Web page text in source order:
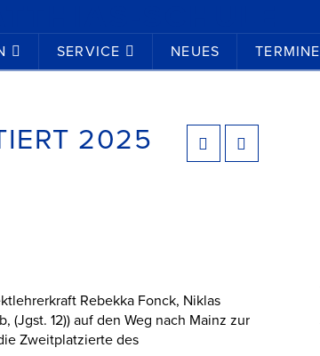
SERVICE NEUES TERMINE
2025
Rebekka Fonck, Niklas
(Jgst. 12)) auf den Weg nach Mainz zur
Zweitplatzierte des